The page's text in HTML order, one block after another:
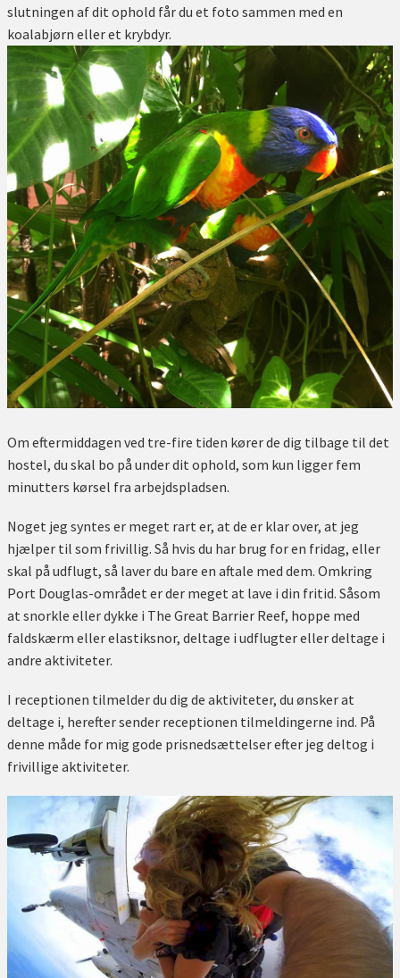
slutningen af dit ophold får du et foto sammen med en
koalabjørn eller et krybdyr.
Om eftermiddagen ved tre-fire tiden kører de dig tilbage til det
hostel, du skal bo på under dit ophold, som kun ligger fem
minutters kørsel fra arbejdspladsen.
Noget jeg syntes er meget rart er, at de er klar over, at jeg
hjælper til som frivillig. Så hvis du har brug for en fridag, eller
skal på udflugt, så laver du bare en aftale med dem. Omkring
Port Douglas-området er der meget at lave i din fritid. Såsom
at snorkle eller dykke i The Great Barrier Reef, hoppe med
faldskærm eller elastiksnor, deltage i udflugter eller deltage i
andre aktiviteter.
I receptionen tilmelder du dig de aktiviteter, du ønsker at
deltage i, herefter sender receptionen tilmeldingerne ind. På
denne måde for mig gode prisnedsættelser efter jeg deltog i
frivillige aktiviteter.